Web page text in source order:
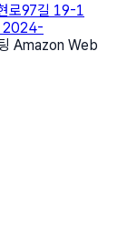
로97길 19-1
2024-
Amazon Web